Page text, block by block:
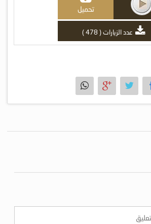
تحميل
عدد الزيارات ( 478 )